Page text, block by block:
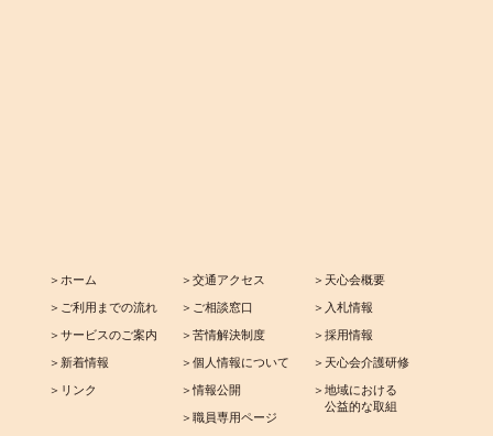
＞ホーム
＞ご利用までの流れ
＞サービスのご案内
＞新着情報
＞リンク
＞交通アクセス
＞ご相談窓口
＞苦情解決制度
＞個人情報について
＞情報公開
＞職員専用ページ
＞天心会概要
＞入札情報
＞採用情報
＞天心会介護研修
＞地域における
公益的な取組